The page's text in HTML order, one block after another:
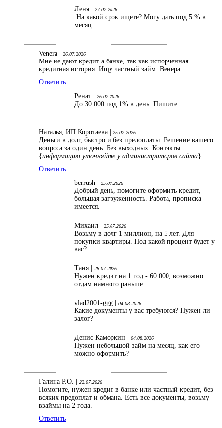
Леня |
27.07.2026
На какой срок ищете? Могу дать под 5 % в
месяц
Venera | 26.07.2026
Мне не дают кредит а банке, так как испорченная
кредитная история. Ищу частный займ. Венера
Ответить
Ренат |
26.07.2026
До 30.000 под 1% в день. Пишите.
Наталья, ИП Коротаева | 25.07.2026
Деньги в долг, быстро и без прелоплаты. Решение вашего
вопроса за один день. Без выходных. Контакты:
{информацию уточняйте у администраторов сайта}
Ответить
berrush |
25.07.2026
Добрый день, помогите оформить кредит,
большая загруженность. Работа, прописка
имеется.
Михаил | 25.07.2026
Возьму в долг 1 миллион, на 5 лет. Для
покупки квартиры. Под какой процент будет у
вас?
Таня | 28.07.2026
Нужен кредит на 1 год - 60.000, возможно
отдам намного раньше.
vlad2001-ggg | 04.08.2026
Какие документы у вас требуются? Нужен ли
залог?
Денис Каморкин | 04.08.2026
Нужен небольшой займ на месяц, как его
можно оформить?
Галина Р.О. | 22.07.2026
Помогите, нужен кредит в банке или частный кредит, без
всяких предоплат и обмана. Есть все документы, возьму
взаймы на 2 года.
Ответить